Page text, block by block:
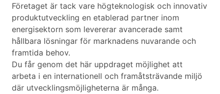
Företaget är tack vare högteknologisk och innovativ
produktutveckling en etablerad partner inom
energisektorn som levererar avancerade samt
hållbara lösningar för marknadens nuvarande och
framtida behov.
Du får genom det här uppdraget möjlighet att
arbeta i en internationell och framåtsträvande miljö
där utvecklingsmöjligheterna är många.